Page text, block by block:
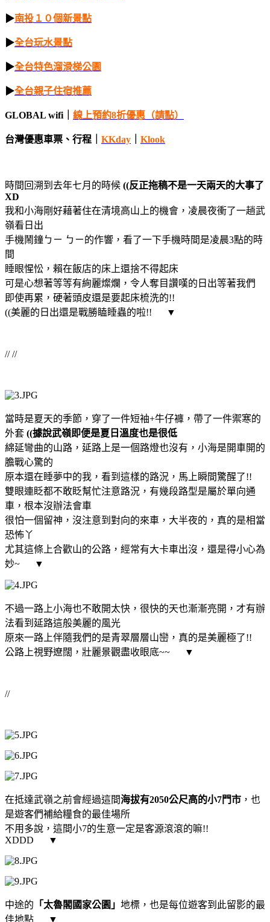
▶南投１０個新景點
▶全台玩水景點
▶全台特色溜滑梯公園
▶全台親子住宿推薦
GLOBAL wifi｜ 線上預約8折優惠（請點）
台灣優惠車票、行程｜ KKday Klook
時間回溯到去年七月的時候 ((反正拖稿不是一天兩天的大事了
XD
我和小海剛好藉著住在清境高山上的機會，凌晨夜衝了一趟武
嶺看日出
手機鬧鐘ㄅㄧ ㄅㄧ的作響，看了一下手機時間是凌晨3點的時
間
睡眼惺忪，賴在飯店的床上還捨不得起床
可是心想著等等有絢麗燦爛，令人奪目讚嘆的日出等著我們
即使再累，硬著頭皮還是要起床梳洗的!!
((美麗的日出還是戰勝瞌睡蟲的啦!!
▼
// //
當時是夏天的季節，穿了一件短袖+牛仔褲，帶了一件禦寒的
外套 ((據說武嶺即便是夏日溫度也是很低
綿延彎曲的山路，延路上是一個路燈也沒有，小海是開車開的
膽戰心驚的
原本還在睡夢中的我，看到這樣的路況，馬上瞬間驚醒了!!
雙眼連眨都不敢眨幫忙注意路況，有幾段路型是屬於單向通
車，根本沒辦法會車
很怕一個留神，沒注意到對向的來車，大半夜的，真的是相當
恐怖丫
尤其這條上合歡山的公路，經常有大卡車出沒，還是得小心為
妙~
▼
不過一路上小海也不敢開太快，很快的天也漸漸亮開，才有辦
法看到延路這般美麗的風光
原來一路上伴隨我們的是青翠層層山巒，真的是美麗極了!!
公路上視野遼闊，壯麗景觀盡收眼底~~
▼
//
在抵達武嶺之前會經過這間海拔有2050公尺高的小7門市 ，也
是遊客們補給糧食的最佳場所
不用多說，這間小7的生意一定是客源滾滾的嘛!!
XDDD
▼
中途的 「太魯閣國家公園」 地標，也是每位遊客到此留影的最
佳地點
▼